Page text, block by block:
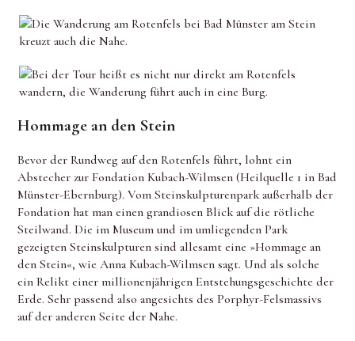
Hommage an den Stein
Bevor der Rundweg auf den Rotenfels führt, lohnt ein
Abstecher zur Fondation Kubach-Wilmsen (Heilquelle 1 in Bad
Münster-Ebernburg). Vom Steinskulpturenpark außerhalb der
Fondation hat man einen grandiosen Blick auf die rötliche
Steilwand. Die im Museum und im umliegenden Park
gezeigten Steinskulpturen sind allesamt eine »Hommage an
den Stein«, wie Anna Kubach-Wilmsen sagt. Und als solche
ein Relikt einer millionenjährigen Entstehungsgeschichte der
Erde. Sehr passend also angesichts des Porphyr-Felsmassivs
auf der anderen Seite der Nahe.